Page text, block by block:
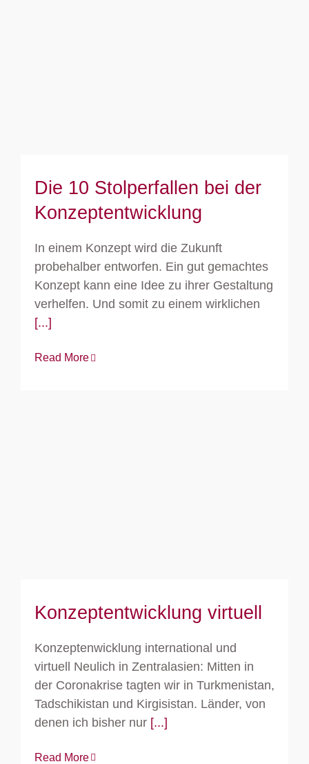
Die 10 Stolperfallen bei der
Konzeptentwicklung
In einem Konzept wird die Zukunft
probehalber entworfen. Ein gut gemachtes
Konzept kann eine Idee zu ihrer Gestaltung
verhelfen. Und somit zu einem wirklichen
[...]
Read More
Konzeptentwicklung virtuell
Konzeptenwicklung international und
virtuell Neulich in Zentralasien: Mitten in
der Coronakrise tagten wir in Turkmenistan,
Tadschikistan und Kirgisistan. Länder, von
denen ich bisher nur[...]
Read More